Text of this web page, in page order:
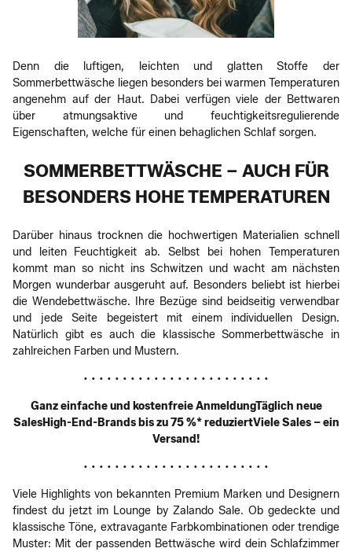
Denn die luftigen, leichten und glatten Stoffe der
Sommerbettwäsche liegen besonders bei warmen Temperaturen
angenehm auf der Haut. Dabei verfügen viele der Bettwaren
über atmungsaktive und feuchtigkeitsregulierende
Eigenschaften, welche für einen behaglichen Schlaf sorgen.
SOMMERBETTWÄSCHE – AUCH FÜR
BESONDERS HOHE TEMPERATUREN
Darüber hinaus trocknen die hochwertigen Materialien schnell
und leiten Feuchtigkeit ab. Selbst bei hohen Temperaturen
kommt man so nicht ins Schwitzen und wacht am nächsten
Morgen wunderbar ausgeruht auf. Besonders beliebt ist hierbei
die Wendebettwäsche. Ihre Bezüge sind beidseitig verwendbar
und jede Seite begeistert mit einem individuellen Design.
Natürlich gibt es auch die klassische Sommerbettwäsche in
zahlreichen Farben und Mustern.
• • • • • • • • • • • • • • • • • • • • • • • •
Ganz einfache und kostenfreie AnmeldungTäglich neue
SalesHigh-End-Brands bis zu 75 %* reduziertViele Sales – ein
Versand!
• • • • • • • • • • • • • • • • • • • • • • • •
Viele Highlights von bekannten Premium Marken und Designern
findest du jetzt im Lounge by Zalando Sale. Ob gedeckte und
klassische Töne, extravagante Farbkombinationen oder trendige
Muster: Mit der passenden Bettwäsche wird dein Schlafzimmer